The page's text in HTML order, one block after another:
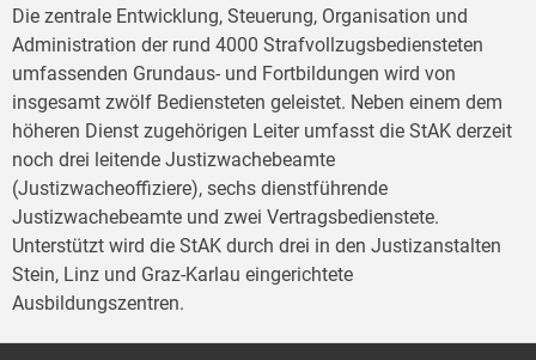
Die zentrale Entwicklung, Steuerung, Organisation und
Administration der rund 4000 Strafvollzugsbediensteten
umfassenden Grundaus- und Fortbildungen wird von
insgesamt zwölf Bediensteten geleistet. Neben einem dem
höheren Dienst zugehörigen Leiter umfasst die StAK derzeit
noch drei leitende Justizwachebeamte
(Justizwacheoffiziere), sechs dienstführende
Justizwachebeamte und zwei Vertragsbedienstete.
Unterstützt wird die StAK durch drei in den Justizanstalten
Stein, Linz und Graz-Karlau eingerichtete
Ausbildungszentren.